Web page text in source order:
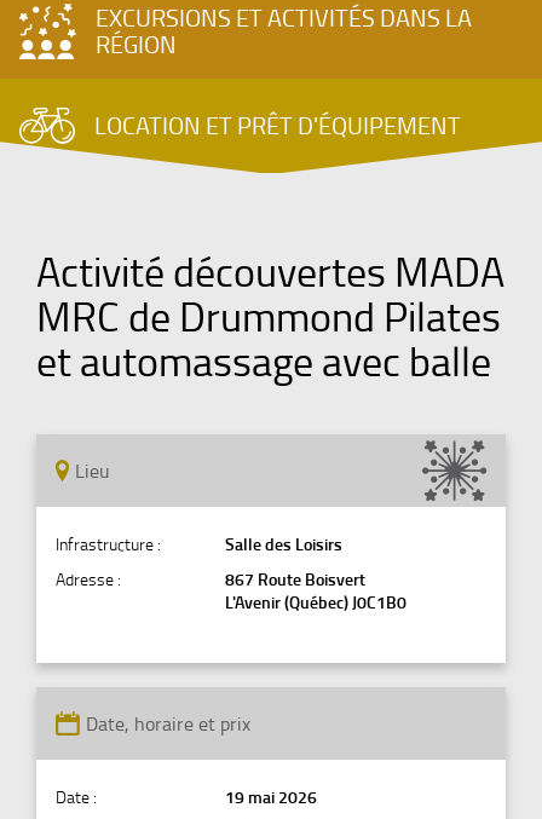
EXCURSIONS ET ACTIVITÉS DANS LA
RÉGION
LOCATION ET PRÊT D'ÉQUIPEMENT
Activité découvertes MADA
MRC de Drummond Pilates
et automassage avec balle
Lieu
Infrastructure :
Salle des Loisirs
Adresse :
867 Route Boisvert
L'Avenir (Québec) J0C1B0
Date, horaire et prix
Date :
19 mai 2026